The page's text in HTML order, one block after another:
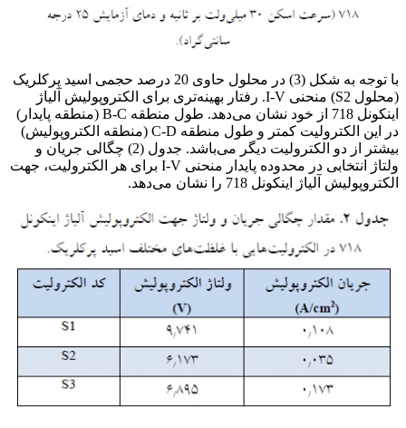
با توجه به شکل (3) در محلول حاوی 20 درصد حجمی اسید پرکلریک
(محلول S2) منحنی I-V. رفتار بهینه‌تری برای الکتروپولیش آلیاژ
اینکونل 718 از خود نشان می‌دهد. طول منطقه B-C (منطقه پایدار)
در این الکترولیت کمتر و طول منطقه C-D (منطقه الکتروپولیش)
بیشتر از دو الکترولیت دیگر می‌باشد. جدول (2) چگالی جریان و
ولتاژ انتخابی در محدوده پایدار منحنی I-V برای هر الکترولیت، جهت
الکتروپولیش آلیاژ اینکونل 718 را نشان می‌دهد.